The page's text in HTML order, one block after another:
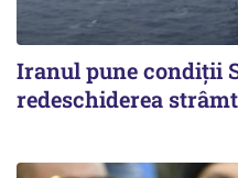
Iranul pune condiții
redeschiderea